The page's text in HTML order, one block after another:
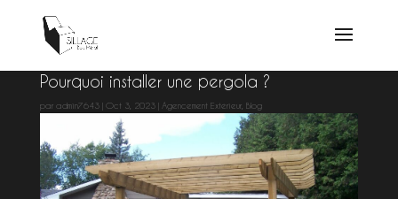
Pourquoi installer une pergola ?
par admin7643| Oct 3, 2023| Agencement Extérieur, Blog